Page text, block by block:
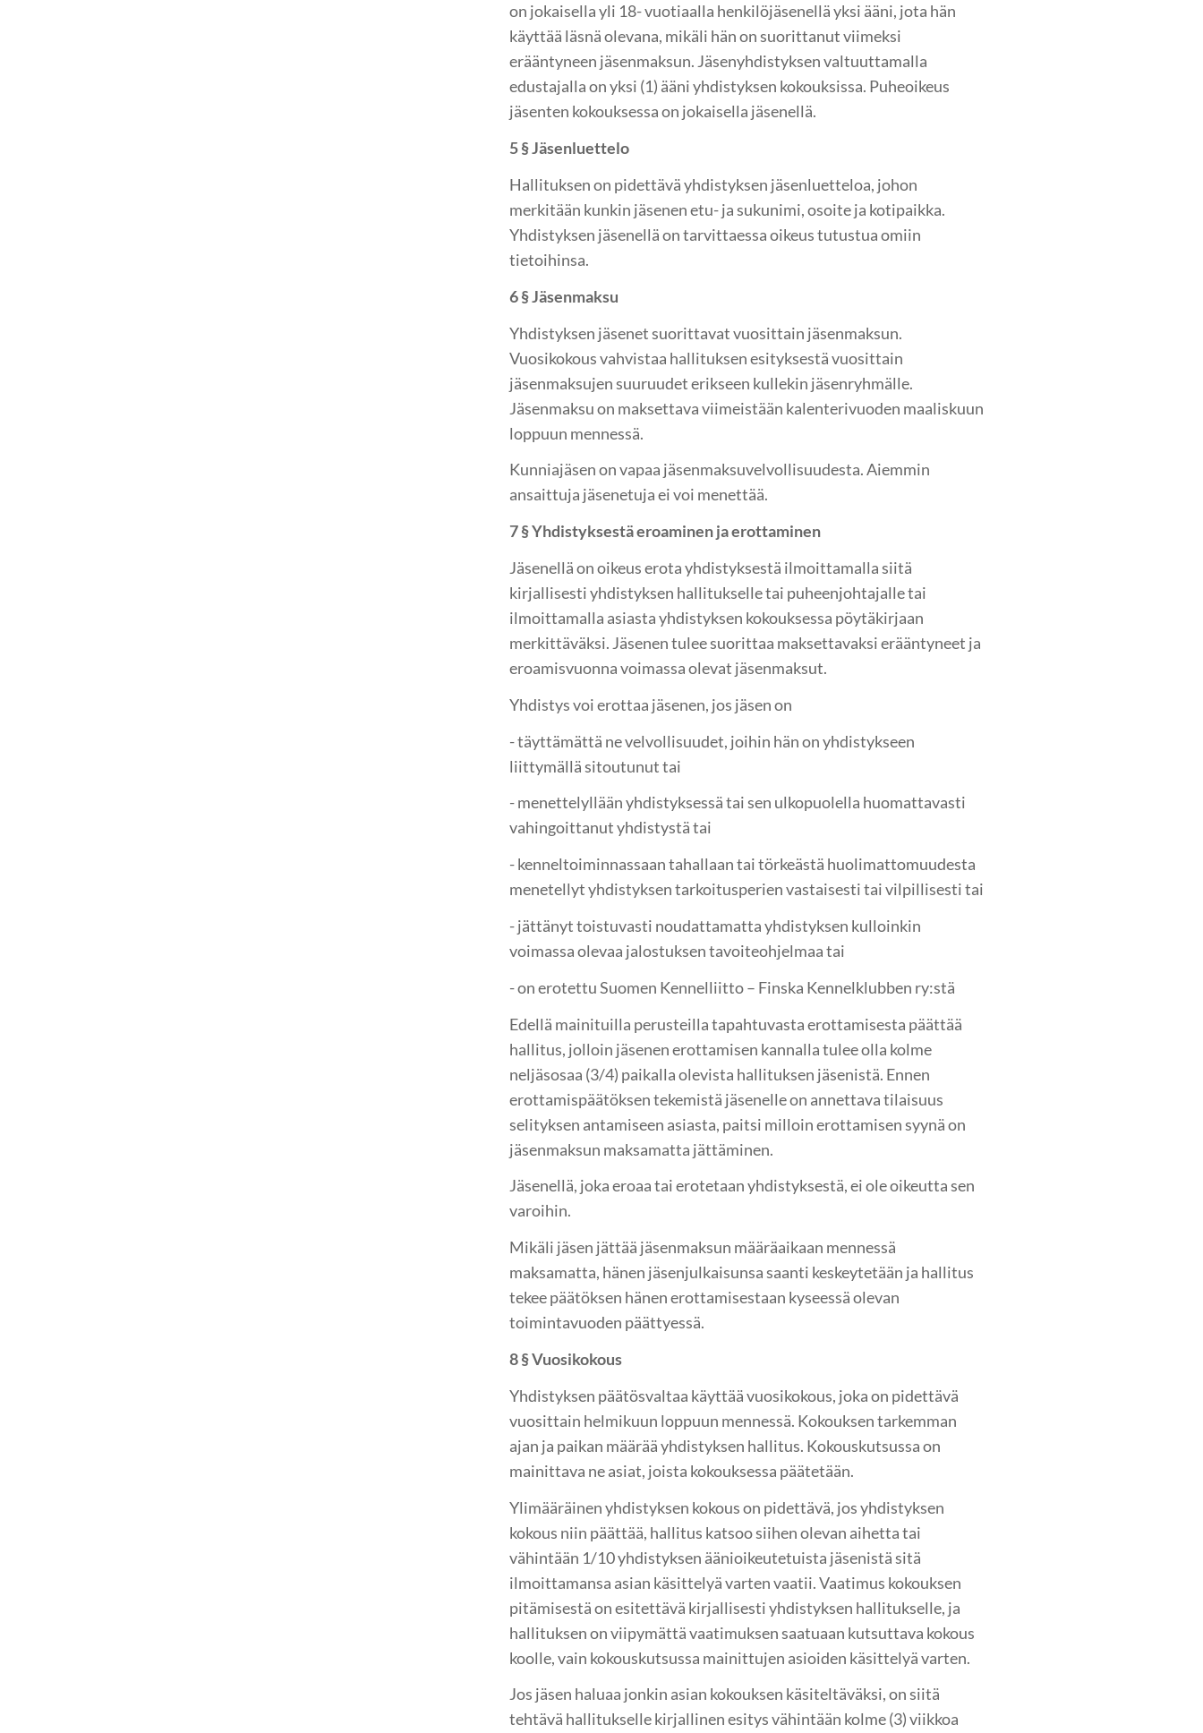
on jokaisella yli 18- vuotiaalla henkilöjäsenellä yksi ääni, jota hän
käyttää läsnä olevana, mikäli hän on suorittanut viimeksi
erääntyneen jäsenmaksun. Jäsenyhdistyksen valtuuttamalla
edustajalla on yksi (1) ääni yhdistyksen kokouksissa. Puheoikeus
jäsenten kokouksessa on jokaisella jäsenellä.
5 § Jäsenluettelo
Hallituksen on pidettävä yhdistyksen jäsenluetteloa, johon
merkitään kunkin jäsenen etu- ja sukunimi, osoite ja kotipaikka.
Yhdistyksen jäsenellä on tarvittaessa oikeus tutustua omiin
tietoihinsa.
6 § Jäsenmaksu
Yhdistyksen jäsenet suorittavat vuosittain jäsenmaksun.
Vuosikokous vahvistaa hallituksen esityksestä vuosittain
jäsenmaksujen suuruudet erikseen kullekin jäsenryhmälle.
Jäsenmaksu on maksettava viimeistään kalenterivuoden maaliskuun
loppuun mennessä.
Kunniajäsen on vapaa jäsenmaksuvelvollisuudesta. Aiemmin
ansaittuja jäsenetuja ei voi menettää.
7 § Yhdistyksestä eroaminen ja erottaminen
Jäsenellä on oikeus erota yhdistyksestä ilmoittamalla siitä
kirjallisesti yhdistyksen hallitukselle tai puheenjohtajalle tai
ilmoittamalla asiasta yhdistyksen kokouksessa pöytäkirjaan
merkittäväksi. Jäsenen tulee suorittaa maksettavaksi erääntyneet ja
eroamisvuonna voimassa olevat jäsenmaksut.
Yhdistys voi erottaa jäsenen, jos jäsen on
- täyttämättä ne velvollisuudet, joihin hän on yhdistykseen
liittymällä sitoutunut tai
- menettelyllään yhdistyksessä tai sen ulkopuolella huomattavasti
vahingoittanut yhdistystä tai
- kenneltoiminnassaan tahallaan tai törkeästä huolimattomuudesta
menetellyt yhdistyksen tarkoitusperien vastaisesti tai vilpillisesti tai
- jättänyt toistuvasti noudattamatta yhdistyksen kulloinkin
voimassa olevaa jalostuksen tavoiteohjelmaa tai
- on erotettu Suomen Kennelliitto – Finska Kennelklubben ry:stä
Edellä mainituilla perusteilla tapahtuvasta erottamisesta päättää
hallitus, jolloin jäsenen erottamisen kannalla tulee olla kolme
neljäsosaa (3/4) paikalla olevista hallituksen jäsenistä. Ennen
erottamispäätöksen tekemistä jäsenelle on annettava tilaisuus
selityksen antamiseen asiasta, paitsi milloin erottamisen syynä on
jäsenmaksun maksamatta jättäminen.
Jäsenellä, joka eroaa tai erotetaan yhdistyksestä, ei ole oikeutta sen
varoihin.
Mikäli jäsen jättää jäsenmaksun määräaikaan mennessä
maksamatta, hänen jäsenjulkaisunsa saanti keskeytetään ja hallitus
tekee päätöksen hänen erottamisestaan kyseessä olevan
toimintavuoden päättyessä.
8 § Vuosikokous
Yhdistyksen päätösvaltaa käyttää vuosikokous, joka on pidettävä
vuosittain helmikuun loppuun mennessä. Kokouksen tarkemman
ajan ja paikan määrää yhdistyksen hallitus. Kokouskutsussa on
mainittava ne asiat, joista kokouksessa päätetään.
Ylimääräinen yhdistyksen kokous on pidettävä, jos yhdistyksen
kokous niin päättää, hallitus katsoo siihen olevan aihetta tai
vähintään 1/10 yhdistyksen äänioikeutetuista jäsenistä sitä
ilmoittamansa asian käsittelyä varten vaatii. Vaatimus kokouksen
pitämisestä on esitettävä kirjallisesti yhdistyksen hallitukselle, ja
hallituksen on viipymättä vaatimuksen saatuaan kutsuttava kokous
koolle, vain kokouskutsussa mainittujen asioiden käsittelyä varten.
Jos jäsen haluaa jonkin asian kokouksen käsiteltäväksi, on siitä
tehtävä hallitukselle kirjallinen esitys vähintään kolme (3) viikkoa